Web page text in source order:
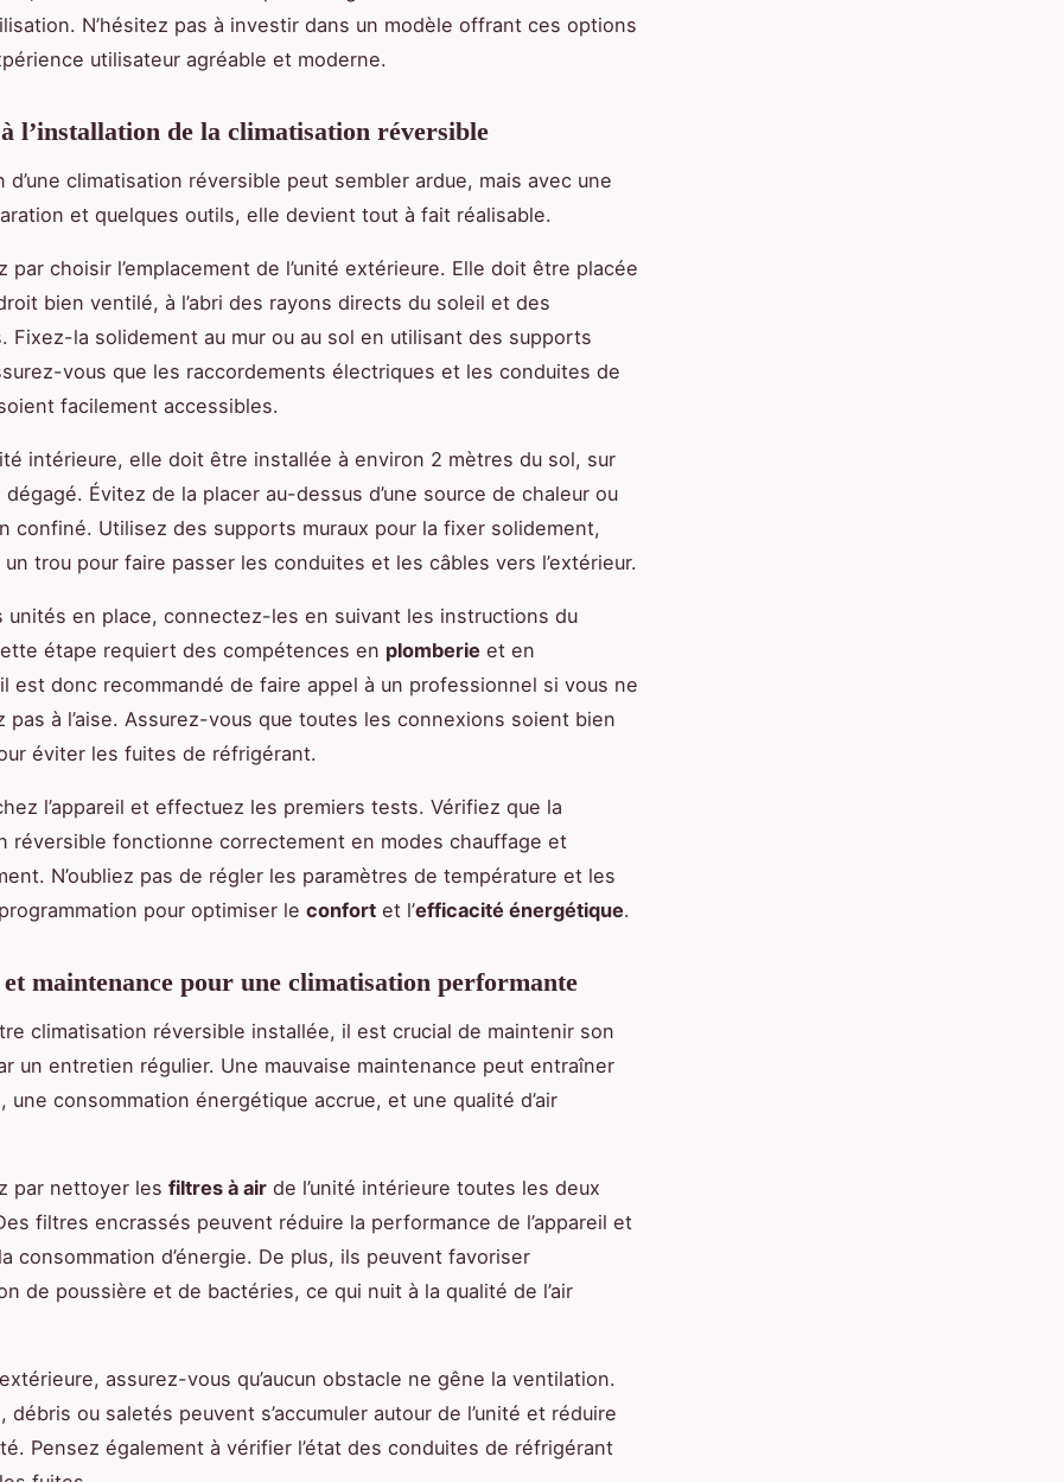
N’hésitez pas à investir dans un modèle offrant ces options
utilisateur agréable et moderne.
l’installation de la climatisation réversible
d’une climatisation réversible peut sembler ardue, mais avec une
et quelques outils, elle devient tout à fait réalisable.
par choisir l’emplacement de l’unité extérieure. Elle doit être placée
bien ventilé, à l’abri des rayons directs du soleil et des
Fixez-la solidement au mur ou au sol en utilisant des supports
vous que les raccordements électriques et les conduites de
facilement accessibles.
intérieure, elle doit être installée à environ 2 mètres du sol, sur
dégagé. Évitez de la placer au-dessus d’une source de chaleur ou
confiné. Utilisez des supports muraux pour la fixer solidement,
trou pour faire passer les conduites et les câbles vers l’extérieur.
unités en place, connectez-les en suivant les instructions du
étape requiert des compétences en plomberie et en
est donc recommandé de faire appel à un professionnel si vous ne
pas à l’aise. Assurez-vous que toutes les connexions soient bien
éviter les fuites de réfrigérant.
l’appareil et effectuez les premiers tests. Vérifiez que la
réversible fonctionne correctement en modes chauffage et
N’oubliez pas de régler les paramètres de température et les
pour optimiser le confort et l’efficacité énergétique.
maintenance pour une climatisation performante
climatisation réversible installée, il est crucial de maintenir son
un entretien régulier. Une mauvaise maintenance peut entraîner
une consommation énergétique accrue, et une qualité d’air
par nettoyer les filtres à air de l’unité intérieure toutes les deux
filtres encrassés peuvent réduire la performance de l’appareil et
consommation d’énergie. De plus, ils peuvent favoriser
de poussière et de bactéries, ce qui nuit à la qualité de l’air
extérieure, assurez-vous qu’aucun obstacle ne gêne la ventilation.
débris ou saletés peuvent s’accumuler autour de l’unité et réduire
Pensez également à vérifier l’état des conduites de réfrigérant